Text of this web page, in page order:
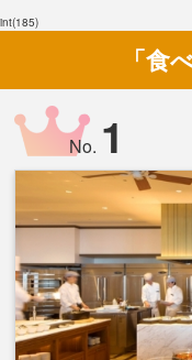
int(185)
「食
No. 1